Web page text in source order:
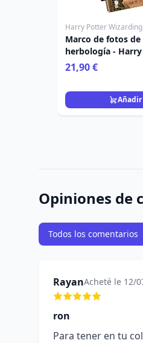
Harry Potter
Marco de fotos de
herbología -
21,90 €
Añadir
Opiniones de
Todos los comentarios
RayanAcheté le 12/
ron
Para tener en tu